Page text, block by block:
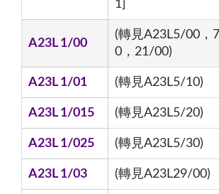
1]
A23L 1/00
(轉見A23L5/00，
0，21/00)
A23L 1/01 (轉見A23L5/10)
A23L 1/015 (轉見A23L5/20)
A23L 1/025 (轉見A23L5/30)
A23L 1/03 (轉見A23L29/00)